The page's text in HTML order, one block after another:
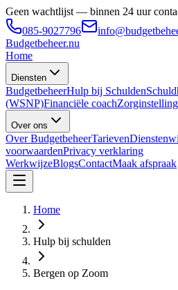
Geen wachtlijst — binnen 24 uur
085-9027796
Budgetbeheer.nu
Home
Diensten
BudgetbeheerHulp bij Schulden
(WSNP)Financiële coach
Over ons
Over BudgetbeheerTarieven
voorwaardenPrivacy verklaring
WerkwijzeBlogsContactMaak afspraak
Home
Hulp bij schulden
Bergen op Zoom